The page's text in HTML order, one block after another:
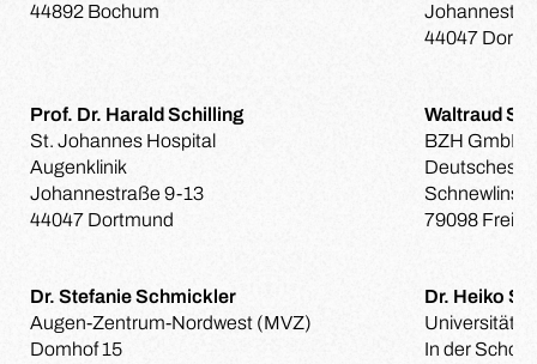
44892 Bochum
44047
Prof. Dr. Harald Schilling
St. Johannes Hospital
Augenklinik
Johannestraße 9-13
44047 Dortmund
Waltraud
BZH GmbH
Deutsches
79098
Dr. Stefanie Schmickler
Augen-Zentrum-Nordwest (MVZ)
Domhof 15
Dr. Heiko
Universitäts-
In der